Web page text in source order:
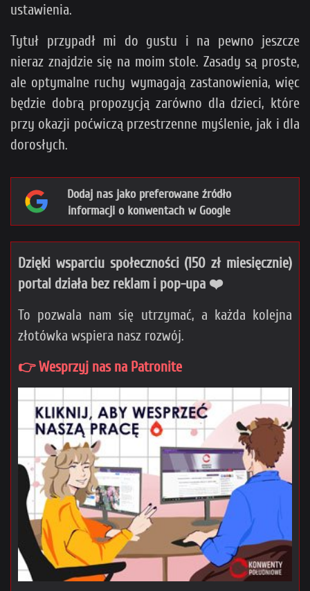
ustawienia.
Tytuł przypadł mi do gustu i na pewno jeszcze
nieraz znajdzie się na moim stole. Zasady są proste,
ale optymalne ruchy wymagają zastanowienia, więc
będzie dobrą propozycją zarówno dla dzieci, które
przy okazji poćwiczą przestrzenne myślenie, jak i dla
dorosłych.
Dodaj nas jako preferowane źródło
informacji o konwentach w Google
Dzięki wsparciu społeczności (150 zł miesięcznie)
portal działa bez reklam i pop-upa ❤️
To pozwala nam się utrzymać, a każda kolejna
złotówka wspiera nasz rozwój.
👉 Wesprzyj nas na Patronite